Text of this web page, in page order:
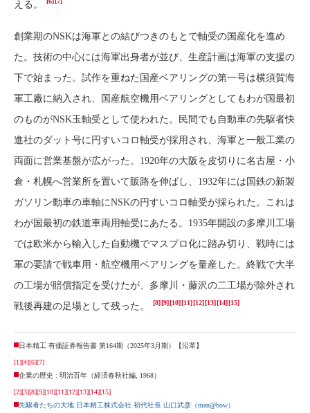
える。
創業期のNSKは海軍との結びつきのもとで軸受の国産化を進め
た。技術の中心には海軍出身者が並び、生産計画は海軍の支援の
下で始まった。試作を重ねた国産ベアリングの第一号は横須賀海
軍工廠に納入され、国産航空機用ベアリングとしてもわが国最初
のものがNSK玉軸受として使われた。民間でも自動車の先駆者快
進社のダット号に円すいコロ軸受が採用され、海軍と一般工業の
両面に営業基盤が広がった。1920年の大阪を皮切りに名古屋・小
倉・札幌へ営業所を置いて販路を伸ばし、1932年には国鉄の新製
ガソリン動車の車軸にNSKの円すいコロ軸受が採られた。これは
わが国最初の鉄道車両用軸受にあたる。1935年開設の多摩川工場
では欧米から輸入した自動機でマスプロ化に踏み切り、戦時には
軍の要請で戦車用・航空機用ベアリングを量産した。終戦で大半
の工場が賠償指定を受けたが、多摩川・藤沢の二工場が除外され
戦後再建の足場として残った。
[8][9][10][11][12][13][14][15]
日本精工 有価証券報告書 第164期（2025年3月期）【沿革】
[1][4][6][7]
企業の歴史 : 明治百年（経済春秋社編, 1968）
[2][3][8][9][10][11][12][13][14][15]
先駆者たちの大地 日本精工株式会社 初代社長 山口武彦（man@bow）